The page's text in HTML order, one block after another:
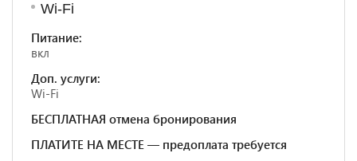
Wi-Fi
Питание:
вкл
Доп. услуги:
Wi-Fi
БЕСПЛАТНАЯ отмена бронирования
ПЛАТИТЕ НА МЕСТЕ — предоплата требуется